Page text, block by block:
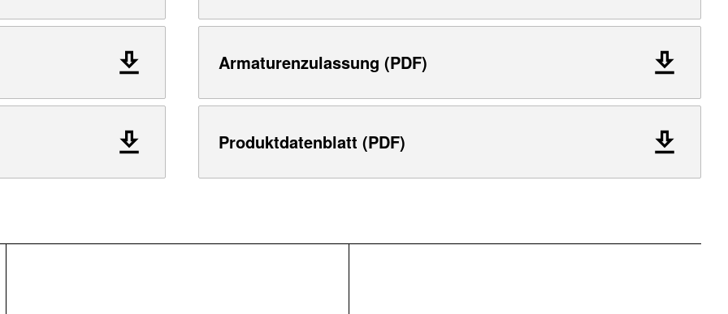
Armaturenzulassung (PDF)
Produktdatenblatt (PDF)